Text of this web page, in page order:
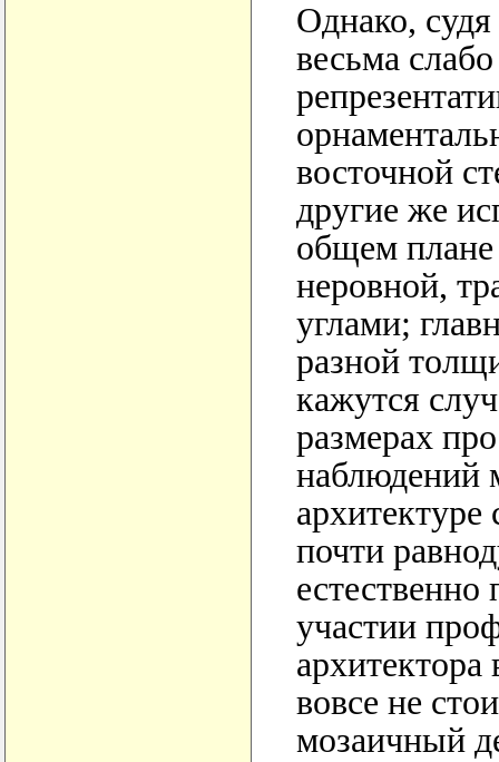
Однако,
весьма
восточной
другие же
общем плане
неровной,
углами;
разной
кажутся
размерах
наблюдений
почти
участии
архитектора
вовсе не
мозаичный